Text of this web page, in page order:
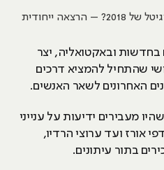
ייחודית
ובאקטואליה, יצר
שהתחיל להמציא דרכים
האחרונים לשאר האנשים.
מעבירים ידיעות על ענייני
אורז ועד ערוצי הרדיו,
בתור עיתונים.